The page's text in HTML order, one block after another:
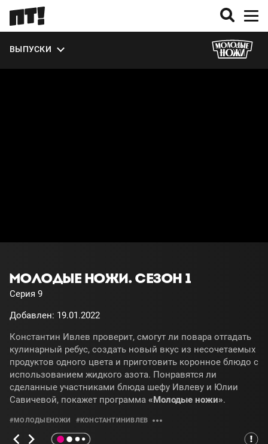
ВЫПУСКИ
О СЕЗОНЕ
МОЛОДЫЕ НОЖИ. СЕЗОН 1
Серия 9
Добавлен: 19.01.2022
Константин Ивлев проверит, смогут ли повара отгадать
кулинарный ребус, создать новый вкус из несочетаемых
продуктов одного цвета и приготовить коронное блюдо с
использованием жидкого азота. Понравятся ли
сделанные участниками блюда шефу Ивлеву и Юлии
Савичевой, покажет программа «Молодые ножи».
#МОЛОДЫЕНОЖИ #КОНСТАНТИНИВЛЕВ